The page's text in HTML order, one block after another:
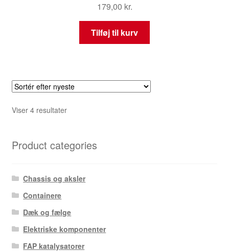
179,00 kr.
Tilføj til kurv
Viser 4 resultaterSorteret
Product categories
Chassis og aksler
Containere
Dæk og fælge
Elektriske komponenter
FAP katalysatorer